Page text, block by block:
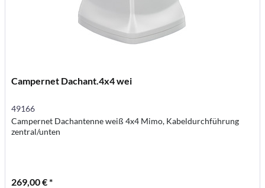
Campernet Dachant.4x4 wei
49166
Campernet Dachantenne weiß 4x4 Mimo, Kabeldurchführung
zentral/unten
269,00 € *